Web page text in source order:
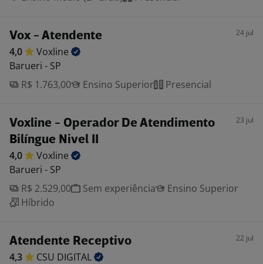
Vox - Atendente 24 jul
4,0
Voxline
Barueri - SP
R$ 1.763,00
Ensino Superior Presencial
Voxline - Operador De Atendimento
Bilíngue Nivel II
23 jul
4,0
Voxline
Barueri - SP
R$ 2.529,00
Sem experiência
Ensino Superior
Híbrido
Atendente Receptivo 22 jul
4,3 CSU DIGITAL